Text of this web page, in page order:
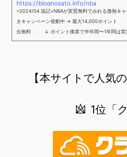
https://blognosato.info/nba
<2024/04 追記>NBAが実質無料でみれる激熱キ
きキャンペーン発動中 → 最大14,000ポイント
合無料 ↓ ポイント換算で半年間〜1年間は実質
NBAを見る方法」が「楽天モバイルを契約するこ
【本サイトで人気
1位「